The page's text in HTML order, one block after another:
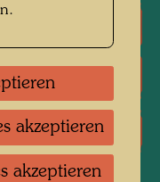
akzeptieren
akzeptieren